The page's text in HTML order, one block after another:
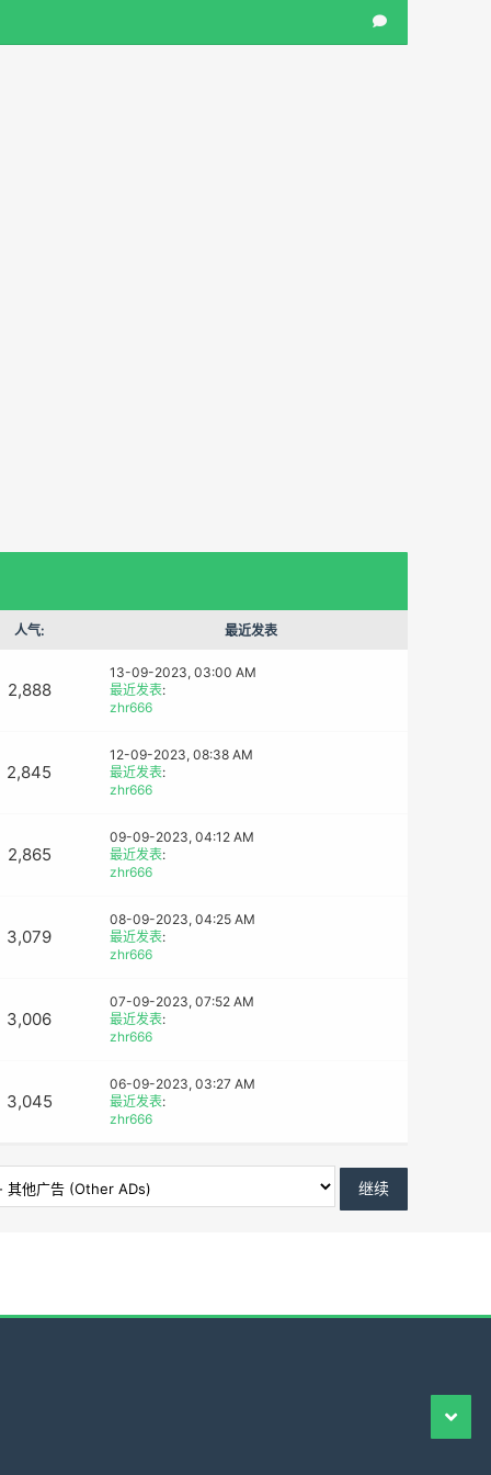
人气: 最近发表
2,888
13-09-2023, 03:00 AM
最近发表:
zhr666
2,845
12-09-2023, 08:38 AM
最近发表:
zhr666
2,865
09-09-2023, 04:12 AM
最近发表:
zhr666
3,079
08-09-2023, 04:25 AM
最近发表:
zhr666
3,006
07-09-2023, 07:52 AM
最近发表:
zhr666
3,045
06-09-2023, 03:27 AM
最近发表:
zhr666